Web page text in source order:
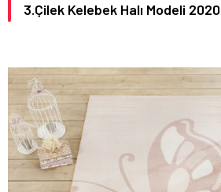
3.Çilek Kelebek Halı Modeli 2020